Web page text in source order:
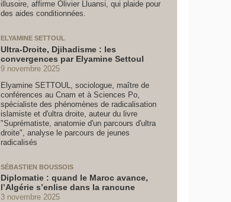
illusoire, affirme Olivier Lluansi, qui plaide pour
des aides conditionnées.
ELYAMINE SETTOUL
Ultra-Droite, Djihadisme : les
convergences par Elyamine Settoul
9 novembre 2025
Elyamine SETTOUL, sociologue, maître de
conférences au Cnam et à Sciences Po,
spécialiste des phénomènes de radicalisation
islamiste et d'ultra droite, auteur du livre
"Suprématiste, anatomie d'un parcours d'ultra
droite", analyse le parcours de jeunes
radicalisés
SÉBASTIEN BOUSSOIS
Diplomatie : quand le Maroc avance,
l’Algérie s’enlise dans la rancune
3 novembre 2025